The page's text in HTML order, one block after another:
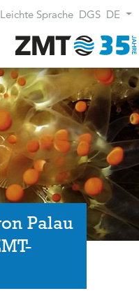
Leichte Sprache DGS DE
Palau